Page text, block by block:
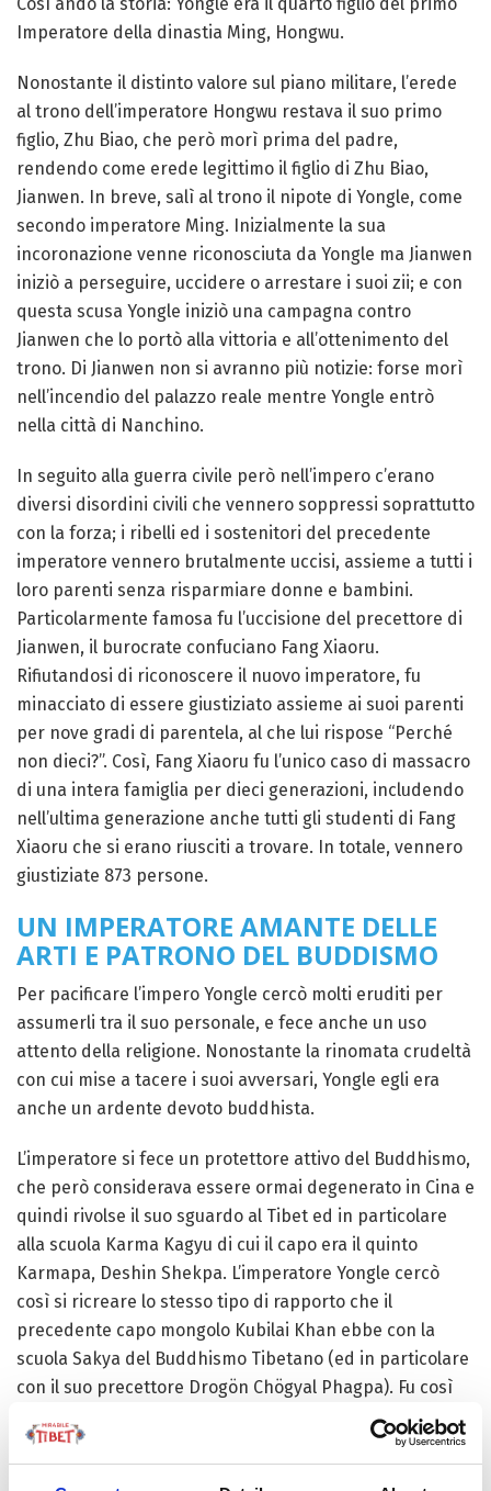
Imperatore della dinastia Ming, Hongwu.
Nonostante il distinto valore sul piano militare, l’erede
al trono dell’imperatore Hongwu restava il suo primo
figlio, Zhu Biao, che però morì prima del padre,
rendendo come erede legittimo il figlio di Zhu Biao,
Jianwen. In breve, salì al trono il nipote di Yongle, come
secondo imperatore Ming. Inizialmente la sua
incoronazione venne riconosciuta da Yongle ma Jianwen
iniziò a perseguire, uccidere o arrestare i suoi zii; e con
questa scusa Yongle iniziò una campagna contro
Jianwen che lo portò alla vittoria e all’ottenimento del
trono. Di Jianwen non si avranno più notizie: forse morì
nell’incendio del palazzo reale mentre Yongle entrò
nella città di Nanchino.
In seguito alla guerra civile però nell’impero c’erano
diversi disordini civili che vennero soppressi soprattutto
con la forza; i ribelli ed i sostenitori del precedente
imperatore vennero brutalmente uccisi, assieme a tutti i
loro parenti senza risparmiare donne e bambini.
Particolarmente famosa fu l’uccisione del precettore di
Jianwen, il burocrate confuciano Fang Xiaoru.
Rifiutandosi di riconoscere il nuovo imperatore, fu
minacciato di essere giustiziato assieme ai suoi parenti
per nove gradi di parentela, al che lui rispose “Perché
non dieci?”. Così, Fang Xiaoru fu l’unico caso di massacro
di una intera famiglia per dieci generazioni, includendo
nell’ultima generazione anche tutti gli studenti di Fang
Xiaoru che si erano riusciti a trovare. In totale, vennero
giustiziate 873 persone.
UN IMPERATORE AMANTE DELLE
ARTI E PATRONO DEL BUDDISMO
Per pacificare l’impero Yongle cercò molti eruditi per
assumerli tra il suo personale, e fece anche un uso
attento della religione. Nonostante la rinomata crudeltà
con cui mise a tacere i suoi avversari, Yongle egli era
anche un ardente devoto buddhista.
L’imperatore si fece un protettore attivo del Buddhismo,
che però considerava essere ormai degenerato in Cina e
quindi rivolse il suo sguardo al Tibet ed in particolare
alla scuola Karma Kagyu di cui il capo era il quinto
Karmapa, Deshin Shekpa. L’imperatore Yongle cercò
così si ricreare lo stesso tipo di rapporto che il
precedente capo mongolo Kubilai Khan ebbe con la
scuola Sakya del Buddhismo Tibetano (ed in particolare
con il suo precettore Drogön Chögyal Phagpa). Fu così
che venne invitato il quinto Karmapa, considerato allora
con ogni probabilità il Lama dai maggiori poteri